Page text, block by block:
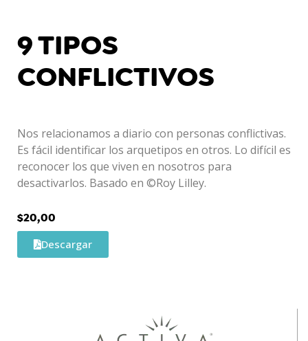
9 TIPOS
CONFLICTIVOS
Nos relacionamos a diario con personas conflictivas.
Es fácil identificar los arquetipos en otros. Lo difícil es
reconocer los que viven en nosotros para
desactivarlos. Basado en ©Roy Lilley.
$20,00
Descargar